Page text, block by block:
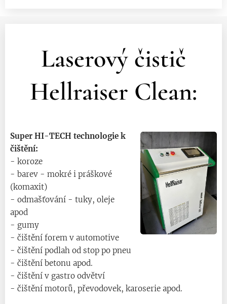
Laserový čistič
Hellraiser Clean:
Super HI-TECH technologie k
čištění:
- koroze
- barev - mokré i práškové
(komaxit)
- odmašťování - tuky, oleje
apod
- gumy
- čištění forem v automotive
- čištění podlah od stop po pneu
- čištění betonu apod.
- čištění v gastro odvětví
- čištění motorů, převodovek, karoserie apod.